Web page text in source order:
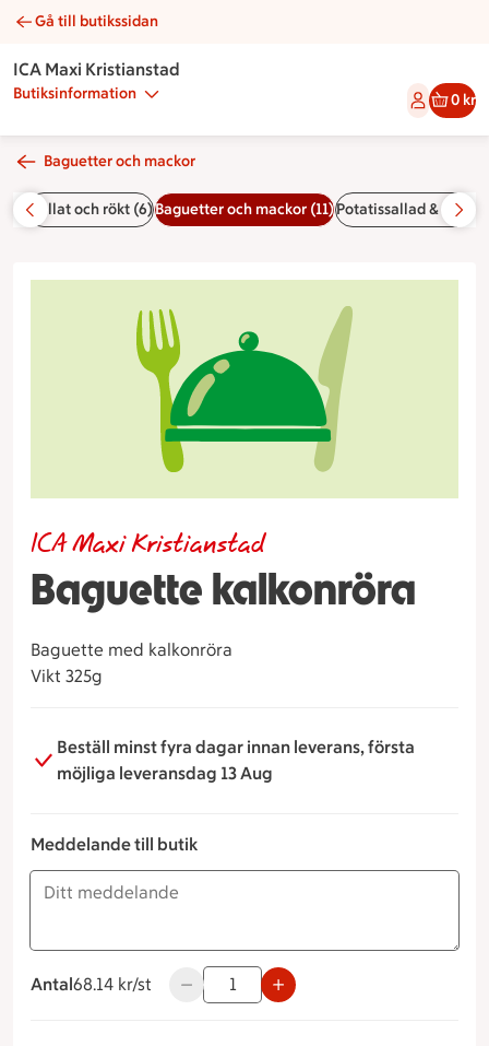
Baguette kalkonröra | Catering ICA Maxi Kristianstad
Gå till butikssidan
ICA Maxi Kristianstad
Butiksinformation 0 kr
Baguetter och mackor
Grillat och rökt (6)Baguetter och mackor (11)Potatissallad &
Baguette kalkonröra
ICA Maxi Kristianstad
Baguette med kalkonröra
Vikt 325g
Beställ minst fyra dagar innan leverans, första
möjliga leveransdag 13 Aug
Meddelande till butik
Antal
68.14 kronor styck
68.14 kr/st Använd knapparna för att minska